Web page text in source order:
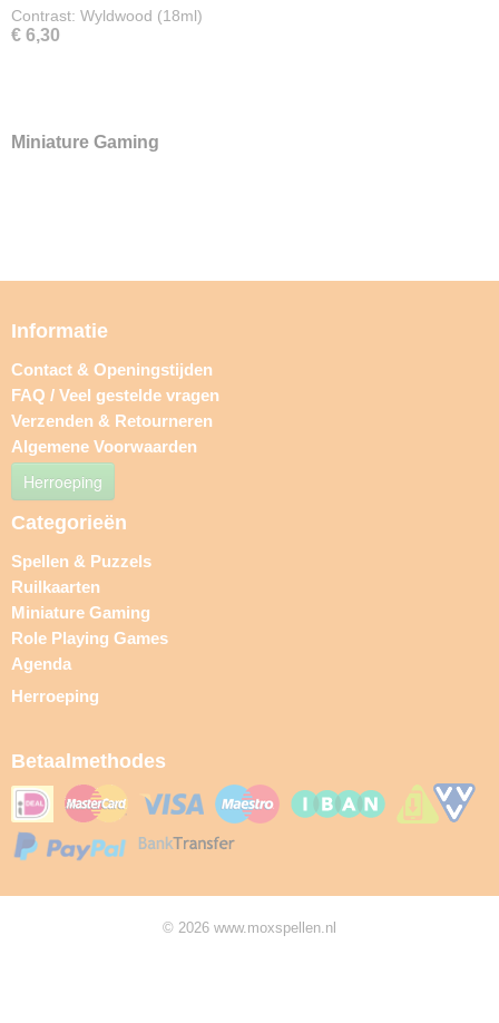
Contrast: Wyldwood (18ml)
€ 6,30
Miniature Gaming
Informatie
Contact & Openingstijden
FAQ / Veel gestelde vragen
Verzenden & Retourneren
Algemene Voorwaarden
Herroeping
Categorieën
Spellen & Puzzels
Ruilkaarten
Miniature Gaming
Role Playing Games
Agenda
Herroeping
Betaalmethodes
© 2026 www.moxspellen.nl